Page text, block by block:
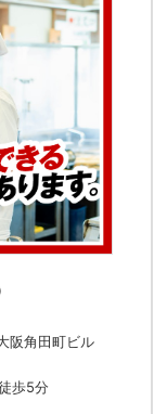
阪角田町ビル
歩5分